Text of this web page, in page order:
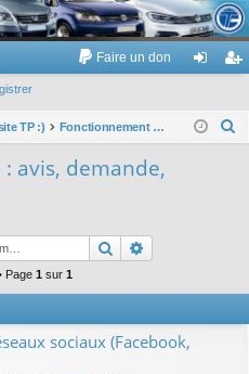
du Volkswagen Touran
Faire un don
ne nr
TP :) Fonctionnement du site : avis, demande, observations, ...
h
avis, demande,
Rechercher
Page 1 sur 1
sociaux (Facebook,